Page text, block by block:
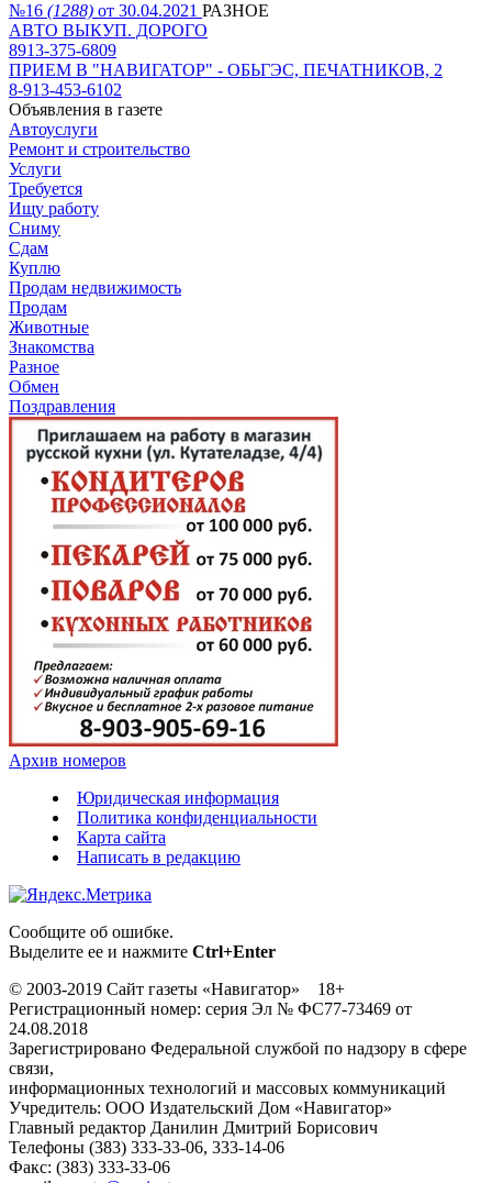
№16 (1288) от 30.04.2021 РАЗНОЕ
АВТО ВЫКУП. ДОРОГО
8913-375-6809
ПРИЕМ В "НАВИГАТОР" - ОБЬГЭС, ПЕЧАТНИКОВ, 2
8-913-453-6102
Объявления в газете
Автоуслуги
Ремонт и строительство
Услуги
Требуется
Ищу работу
Сниму
Сдам
Куплю
Продам недвижимость
Продам
Животные
Знакомства
Разное
Обмен
Поздравления
Архив номеров
Юридическая информация
Политика конфиденциальности
Карта сайта
Написать в редакцию
Сообщите об ошибке.
Выделите ее и нажмите Ctrl+Enter
© 2003-2019 Сайт газеты «Навигатор» 18+
Регистрационный номер: серия Эл № ФС77-73469 от
24.08.2018
Зарегистрировано Федеральной службой по надзору в сфере
связи,
информационных технологий и массовых коммуникаций
Учредитель: ООО Издательский Дом «Навигатор»
Главный редактор Данилин Дмитрий Борисович
Телефоны (383) 333-33-06, 333-14-06
Факс: (383) 333-33-06